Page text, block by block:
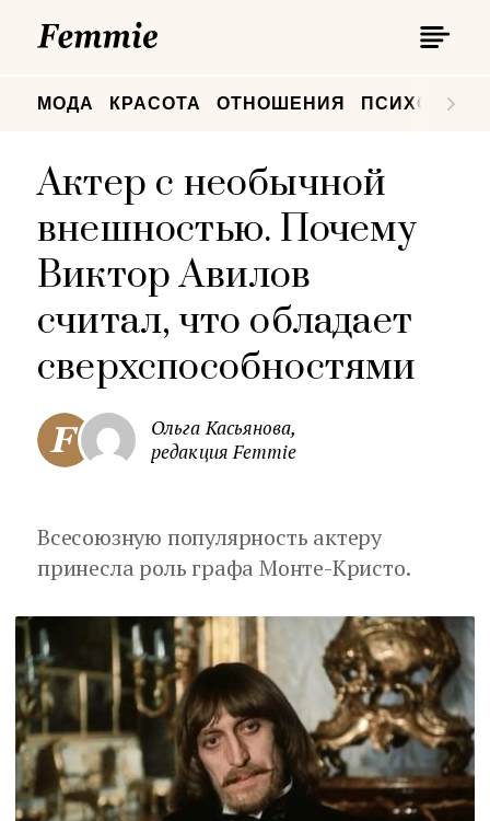
МОДА КРАСОТА ОТНОШЕНИЯ
Актер с необычной
внешностью. Почему
Виктор Авилов
считал, что обладает
сверхспособностями
Ольга Касьянова,
редакция Femmie
Всесоюзную популярность актеру
принесла роль графа Монте-Кристо.